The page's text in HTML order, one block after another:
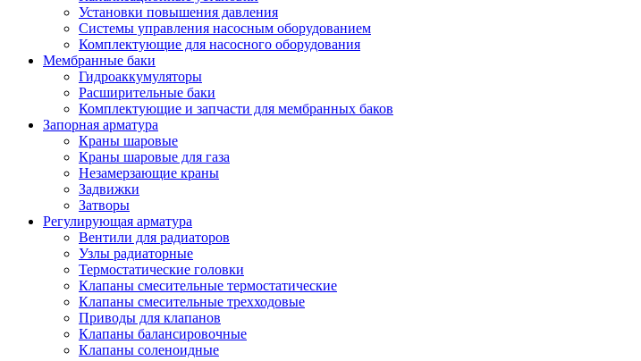
Установки повышения давления
Системы управления насосным оборудованием
Комплектующие для насосного оборудования
Мембранные баки
Гидроаккумуляторы
Расширительные баки
Комплектующие и запчасти для мембранных баков
Запорная арматура
Краны шаровые
Краны шаровые для газа
Незамерзающие краны
Задвижки
Затворы
Регулирующая арматура
Вентили для радиаторов
Узлы радиаторные
Термостатические головки
Клапаны смесительные термостатические
Клапаны смесительные трехходовые
Приводы для клапанов
Клапаны балансировочные
Клапаны соленоидные